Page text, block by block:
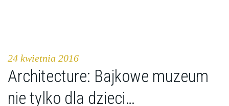
24 kwietnia 2016
Architecture: Bajkowe muzeum
nie tylko dla dzieci…